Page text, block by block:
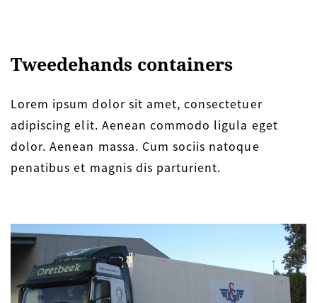
Tweedehands containers
Lorem ipsum dolor sit amet, consectetuer
adipiscing elit. Aenean commodo ligula eget
dolor. Aenean massa. Cum sociis natoque
penatibus et magnis dis parturient.